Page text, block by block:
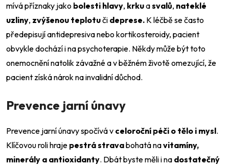
mívá příznaky jako bolesti hlavy, krkuasvalů, nateklé
uzliny, zvýšenou teplotuči deprese. K léčbě se často
předepisují antidepresiva nebo kortikosteroidy, pacient
obvykle dochází i na psychoterapie. Někdy může být toto
onemocnění natolik závažné a v běžném životě omezující, že
pacient získá nárok na invalidní důchod.
Prevence jarní únavy
Prevence jarní únavy spočívá v celoroční péči o tělo i mysl.
Klíčovou roli hraje pestrá stravabohatá navitamíny,
minerály a antioxidanty. Dbát byste měli i na dostatečný